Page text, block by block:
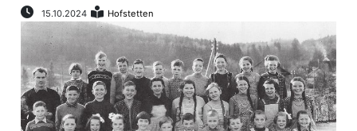
Hagenbuch
E-
Paper
App
15.10.2024 Hofstetten